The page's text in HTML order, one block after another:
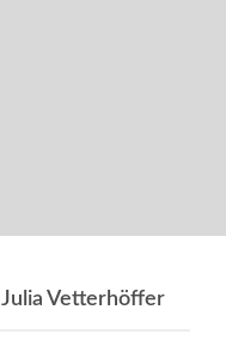
Julia Vetterhöffer